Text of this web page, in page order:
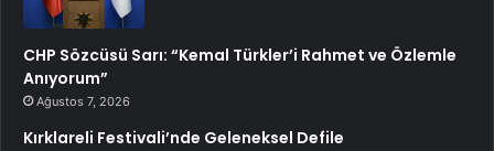
CHP Sözcüsü Sarı: “Kemal Türkler’i Rahmet ve Özlemle
Anıyorum”
Ağustos 7, 2026
Kırklareli Festivali’nde Geleneksel Defile